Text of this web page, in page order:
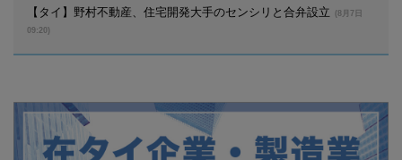
【タイ】野村不動産、住宅開発大手のセンシリと合弁設立
(8月7日
09:20)